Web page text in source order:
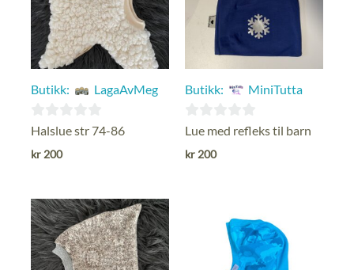
Butikk: LagaAvMeg
0
ut
Halslue str 74-86
kr 200
Butikk: MiniTutta
0
ut
Lue med refleks til barn
kr 200